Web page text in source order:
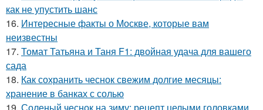
как не упустить шанс
16. Интересные факты о Москве, которые вам
неизвестны
17. Томат Татьяна и Таня F1: двойная удача для вашего
сада
18. Как сохранить чеснок свежим долгие месяцы:
хранение в банках с солью